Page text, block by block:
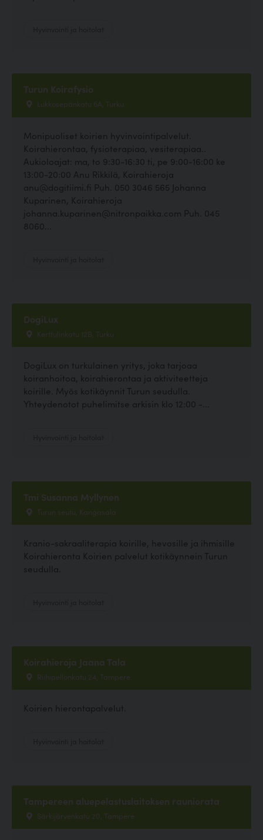
Turun Koirafysio
Lukkosepänkatu 6A, Turku
Monipuoliset koirien hyvinvointipalvelut.
Koirahierontaa, fysioterapiaa, vesiterapiaa..
Aukioloajat: ma, to 9:30-16:30 ti, pe 9:00-16:00 ke
13:00-20:00 Anu Rikkilä, Koirahieroja
anu@dogitiimi.fi Puh. 050 3046 565 Johanna
Kuparinen, Koirahieroja
johanna.kuparinen@nitronpaikka.com Puh. 045
8060...
DogiLux
Kerttulinkatu 12B, Turku
DogiLux on turkulainen yritys, joka tarjoaa
koiranhoitoa, koirahierontaa ja aktiviteetteja
koirille. Myös kotikäynnit Turun seudulla.
Yhteydenotot puhelimitse arkisin klo 12:00 -...
Tmi Susanna Myllynen
Turun seutu, Kangasala
Kranio-sakraaliterapia koirille, hevosille ja ihmisille
Koirahieronta Koirien palvelut kotikäynnein Turun
seudulla.
Koirahieroja Jaana Tala
Riihipellonkatu 24, Tampere
Koirien hierontapalvelut.
Tampereen aluepelastuslaitoksen rauniorata
Särkijärvenkatu 20, Tampere